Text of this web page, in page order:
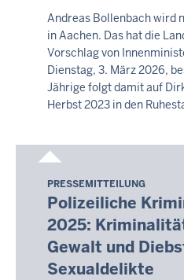
17:16
Andreas Bollenbach wird
in Aachen. Das hat die
Vorschlag von
Dienstag, 3. März 2026,
Jährige folgt damit auf
Herbst 2023 in den
Samstag,
8.
August
2026
-
PRESSEMITTEILUNG
Polizeiliche
2025:
Gewalt und
Sexualdelikte